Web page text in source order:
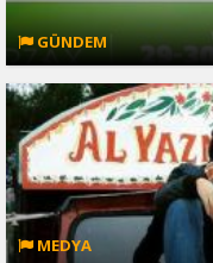
GÜNDEM
MEDYA